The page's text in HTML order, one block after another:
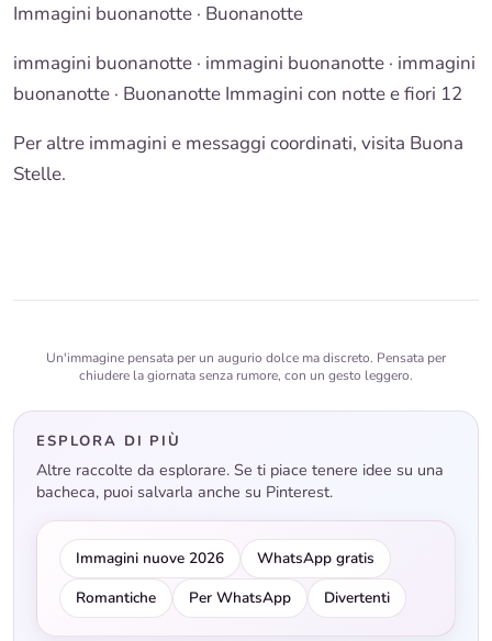
Immagini buonanotte · Buonanotte
immagini buonanotte · immagini buonanotte · immagini
buonanotte · Buonanotte Immagini con notte e fiori 12
Per altre immagini e messaggi coordinati, visita Buona
Stelle.
Un'immagine pensata per un augurio dolce ma discreto. Pensata per
chiudere la giornata senza rumore, con un gesto leggero.
ESPLORA DI PIÙ
Altre raccolte da esplorare. Se ti piace tenere idee su una
bacheca, puoi salvarla anche su Pinterest.
Immagini nuove 2026
WhatsApp gratis
Romantiche
Per WhatsApp Divertenti